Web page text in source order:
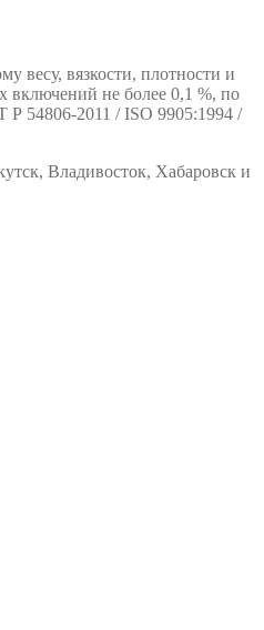
весу, вязкости, плотности и
включений не более 0,1 %, по
Р 54806-2011 / ISO 9905:1994 /
Владивосток, Хабаровск и